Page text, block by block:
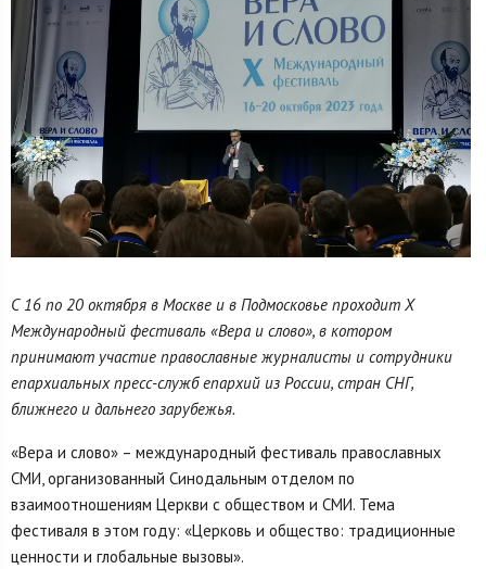
С 16 по 20 октября в Москве и в Подмосковье проходит X
Международный фестиваль «Вера и слово», в котором
принимают участие православные журналисты и сотрудники
епархиальных пресс-служб епархий из России, стран СНГ,
ближнего и дальнего зарубежья.
«Вера и слово» – международный фестиваль православных
СМИ, организованный Синодальным отделом по
взаимоотношениям Церкви с обществом и СМИ. Тема
фестиваля в этом году: «Церковь и общество: традиционные
ценности и глобальные вызовы».